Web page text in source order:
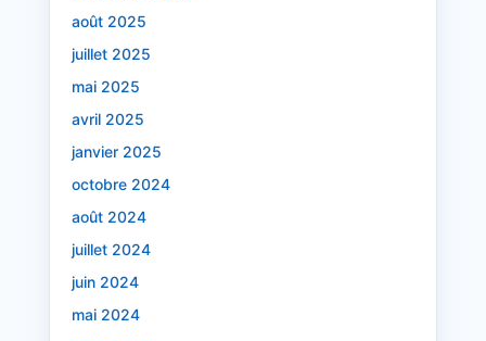
août 2025
juillet 2025
mai 2025
avril 2025
janvier 2025
octobre 2024
août 2024
juillet 2024
juin 2024
mai 2024